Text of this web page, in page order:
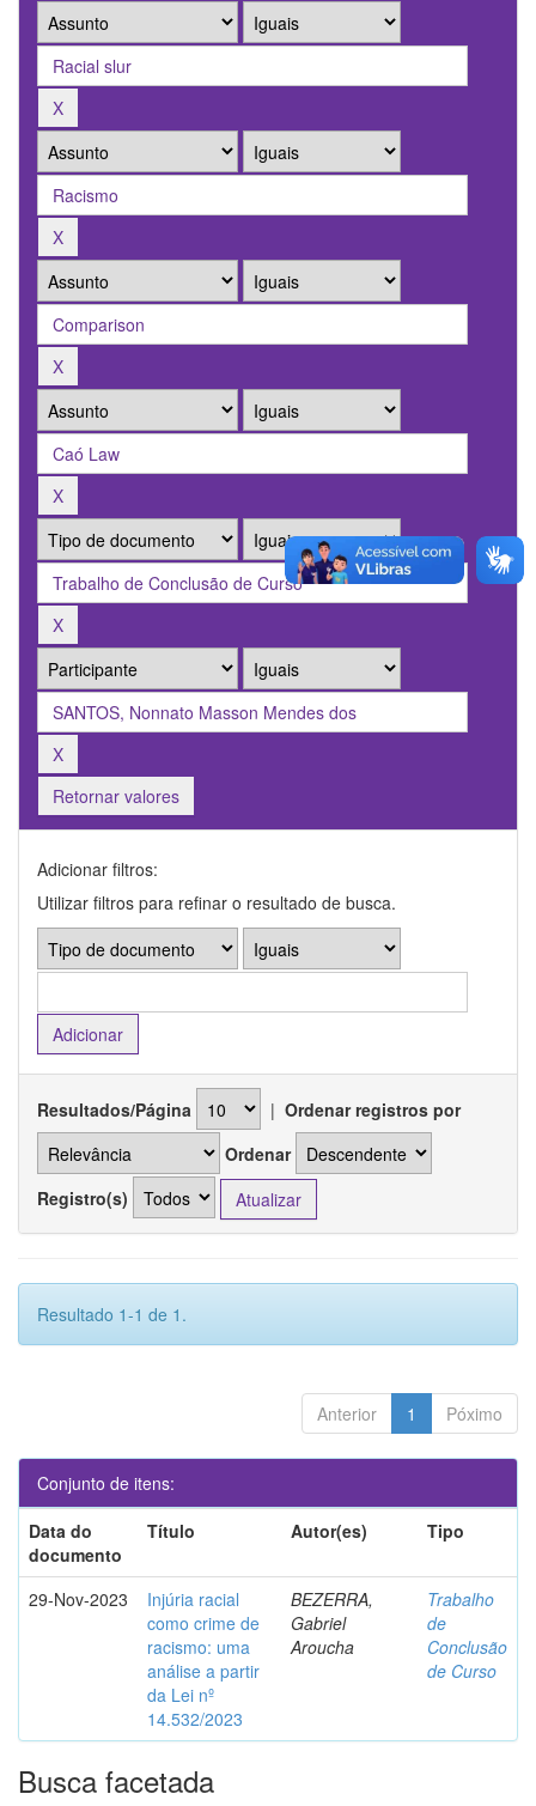
Retornar valores
Adicionar filtros:
Utilizar filtros para refinar o resultado de busca.
Resultados/Página | Ordenar registros por
Ordenar
Registro(s)
Resultado 1-1 de 1.
Anterior 1 Póximo
Conjunto de itens:
Data do
documento
Título Autor(es) Tipo
29-Nov-2023
Injúria racial
como crime de
racismo: uma
análise a partir
da Lei nº
14.532/2023
BEZERRA,
Gabriel
Aroucha
Trabalho
de
Conclusão
de Curso
Busca facetada